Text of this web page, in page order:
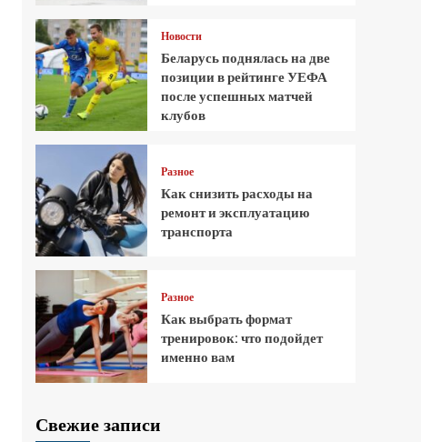
Новости
Беларусь поднялась на две
позиции в рейтинге УЕФА
после успешных матчей
клубов
Разное
Как снизить расходы на
ремонт и эксплуатацию
транспорта
Разное
Как выбрать формат
тренировок: что подойдет
именно вам
Свежие записи